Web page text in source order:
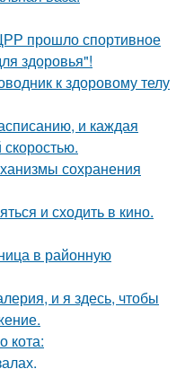
прошло спортивное
здоровья"!
к здоровому телу
и каждая
сохранения
и сходить в кино.
в районную
и я здесь, чтобы
кота: